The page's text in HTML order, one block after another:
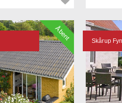
Åbent Skårup Fyn